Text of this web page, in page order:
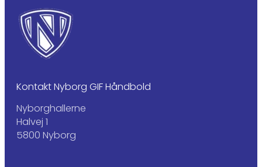
Kontakt Nyborg GIF Håndbold
Nyborghallerne
Halvej 1
5800 Nyborg